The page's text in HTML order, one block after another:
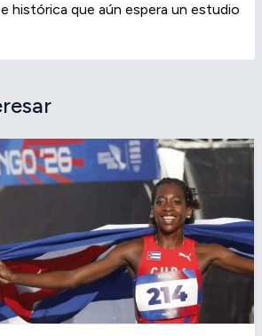
histórica que aún espera un estudio